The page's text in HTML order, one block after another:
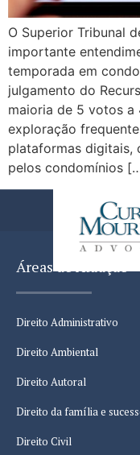
O Superior Tribunal
importante
temporada em
julgamento do
maioria de 5 votos a
exploração
plataformas digitais,
pelos condomínios
Áreas de Atuação
Direito Administrativo
Direito Ambiental
Direito Autoral
Direito da família e
Direito Civil